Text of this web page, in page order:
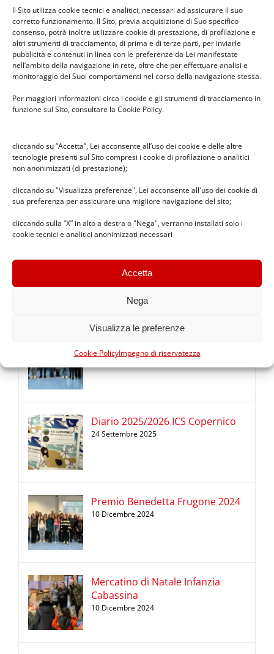
Il Sito utilizza cookie tecnici e analitici, necessari ad assicurare il suo
corretto funzionamento. Il Sito, previa acquisizione di Suo specifico
consenso, potrà inoltre utilizzare cookie di prestazione, di profilazione e
altri strumenti di tracciamento, di prima e di terze parti, per inviarle
pubblicità e contenuti in linea con le preferenze da Lei manifestate
nell’ambito della navigazione in rete, oltre che per effettuare analisi e
monitoraggio dei Suoi comportamenti nel corso della navigazione stessa.
Per maggiori informazioni circa i cookie e gli strumenti di tracciamento in
funzione sul Sito, consultare la Cookie Policy.
cliccando su “Accetta”, Lei acconsente all’uso dei cookie e delle altre
tecnologie presenti sul Sito compresi i cookie di profilazione o analitici
non anonimizzati (di prestazione);
cliccando su "Visualizza preferenze", Lei acconsente all'uso dei cookie di
sua preferenza per assicurare una migliore navigazione del sito;
cliccando sulla “X” in alto a destra o "Nega", verranno installati solo i
cookie tecnici e analitici anonimizzati necessari
Accetta
Nega
Visualizza le preferenze
Cookie PolicyImpegno di riservatezza
Seguici sui social
News recenti
Il pesciolino dei desideri –
spettacolo in Infanzia Cabassina
26 Febbraio 2026
14 Dicembre 2025
Diario 2025/2026 ICS Copernico
24 Settembre 2025
Premio Benedetta Frugone 2024
10 Dicembre 2024
Mercatino di Natale Infanzia
Cabassina
10 Dicembre 2024